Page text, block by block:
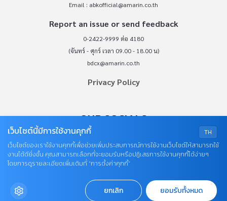
Email : abkofficial@amarin.co.th
Report an issue or send feedback
0-2422-9999 ต่อ 4180
(จันทร์ - ศุกร์ เวลา 09.00 - 18.00 น)
bdcx@amarin.co.th
Privacy Policy
OUR SOCIALS
© COPYRIGHT 2026
TH
เว็บไซต์นี้มีการใช้งานคุกกี้
เว็บไซต์ของเราใช้งานคุกกี้เพื่อช่วยเพิ่มประสบการณ์การใช้งานเว็บไซต์ให้สามารถใช้
งานได้ดียิ่งขึ้น คุณสามารถเลือกที่จะยอมรับหรือปฏิเสธการใช้งานคุกกี้ได้ง่ายๆ
โดยการดูรายละเอียดเพิ่มเติมที่ “การตั้งค่าคุกกี้”
ยกเลิก ยอมรับทั้งหมด